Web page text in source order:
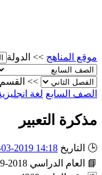
موقع المناهج >> الدولة
>>
القسم
الصف السابع لغة
مذكرة التعبير
🕒 التاريخ 14:18 2019-03-16
📘
العام الدراسي 2018-2019